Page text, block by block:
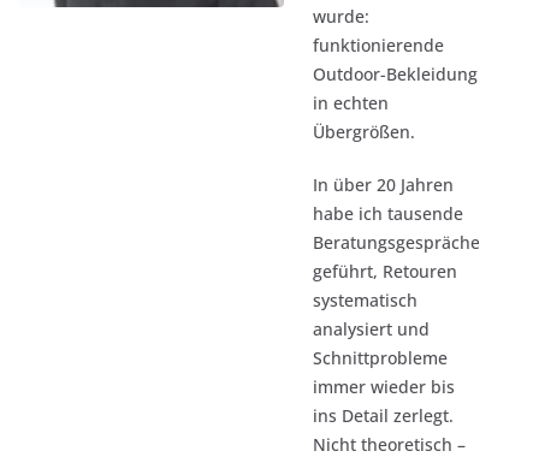
wurde:
funktionierende
Outdoor-Bekleidung
in echten
Übergrößen.
In über 20 Jahren
habe ich tausende
Beratungsgespräche
geführt, Retouren
systematisch
analysiert und
Schnittprobleme
immer wieder bis
ins Detail zerlegt.
Nicht theoretisch –